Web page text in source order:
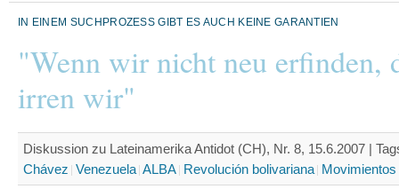
IN EINEM SUCHPROZESS GIBT ES AUCH KEINE GARANTIEN
"Wenn wir nicht neu erfinden,
irren wir"
Diskussion zu Lateinamerika Antidot (CH), Nr. 8, 15.6.2007 |
Chávez Venezuela ALBA Revolución bolivariana